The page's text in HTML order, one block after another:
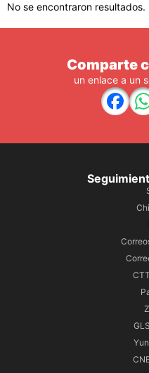
No se encontraron resultados.
Comparte
un enlace a un